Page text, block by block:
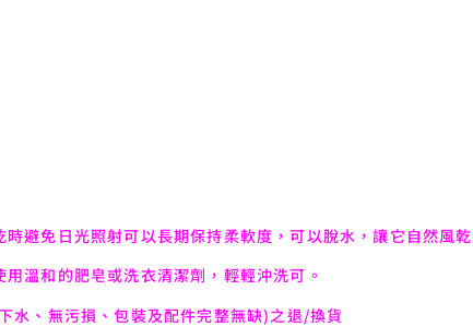
避免日光照射可以長期保持柔軟度，可以脫水，讓它自然風
溫和的肥皂或洗衣清潔劑，輕輕沖洗可。
水、無污損、包裝及配件完整無缺)之退/換貨